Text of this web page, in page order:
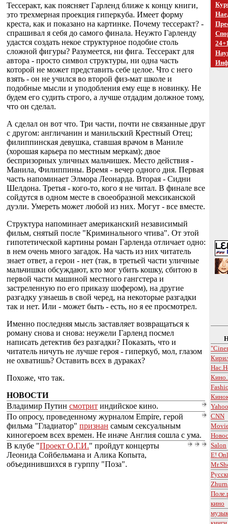
Тессеракт, как поясняет Гарленд ближе к концу книги,
это трехмерная проекция гиперкуба. Имеет форму
креста, как и показано на картинке. Почему тессеракт? -
спрашивал я себя до самого финала. Неужто Гарленду
удастся создать некое структурное подобие столь
сложной фигуры? Разумеется, ни фига. Тессеракт для
автора - просто символ структуры, ни одна часть
которой не может представить себе целое. Что с него
взять - он не учился во второй физ-мат школе и
подобные мысли и уподобления ему еще в новинку. Не
будем его судить строго, а лучше отдадим должное тому,
что он сделал.
А сделал он вот что. Три части, почти не связанные друг
с другом: англичанин и манильский Крестный Отец;
филиппинская девушка, ставшая врачом в Маниле
(хорошая карьера по местным меркам); двое
беспризорных уличных мальчишек. Место действия -
Манила, Филиппины. Время - вечер одного дня. Первая
часть напоминает Элмора Леонарда. Вторая - Сидни
Шелдона. Третья - кого-то, кого я не читал. В финале все
сойдутся в одном месте в своеобразной мексиканской
дуэли. Умереть может любой из них. Могут - все вместе.
Структура напоминает американский независимый
фильм, снятый после "Криминального чтива". От этой
гипотетической картины роман Гарленда отличает одно:
в нем очень много загадок. На часть из них читатель
знает ответ, а герои - нет (так, в третьей части уличные
мальчишки обсуждают, кто мог убить кошку, сбитою в
первой части машиной местного гангстера и
застреленную по его приказу шофером), на другие
разгадку узнаешь в свой черед, на некоторые разгадки
так и нет. Или - может быть - есть, но я ее просмотрел.
Именно последняя мысль заставляет возвращаться к
роману снова и снова: неужели Гарленд посмел
написать детектив без разгадки? Показать, что и
читатель ничуть не лучше героя - гиперкуб, мол, глазом
не охватишь? Оставить всех в дураках?
Похоже, что так.
НОВОСТИ
Владимир Путин смотрит индийское кино.
По опросу, проведенному журналом Empire, герой
фильма "Гладиатор" признан самым сексуальным
киногероем всех времен. Не иначе Англия сошла с ума.
В клубе "Проект О.Г.И." пройдут концерты
Леонида Сойбельмана и Алика Копыта,
объединившихся в гурппу "Поза".
CNN
Salon
E!
кино